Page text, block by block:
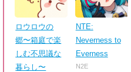
ロウロウの
郷〜箱庭で楽
しむ不思議な
暮らし〜
NTE:
Neverness to
Everness
N2E